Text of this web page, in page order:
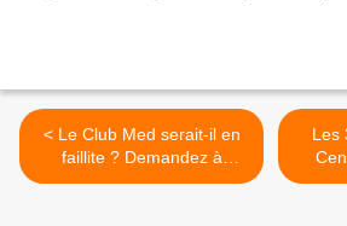
< Le Club Med serait-il en
faillite ? Demandez à
Bernard Tapie...
Les